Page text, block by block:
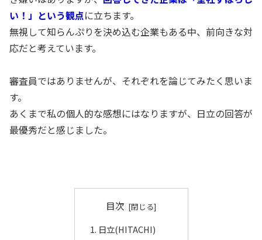
い！」という観点に立ちます。
無視して知らんぷりを決め込む企業もある中、前向きな対
応だと考えています。
審査員ではありませんが、それぞれを論じてみたく思いま
す。
あくまで私の個人的な感想にはなりますが、日立の回答が
最優秀だと感じました。
目次
日立(HITACHI)